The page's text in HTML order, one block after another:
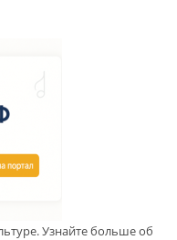
Узнайте больше об